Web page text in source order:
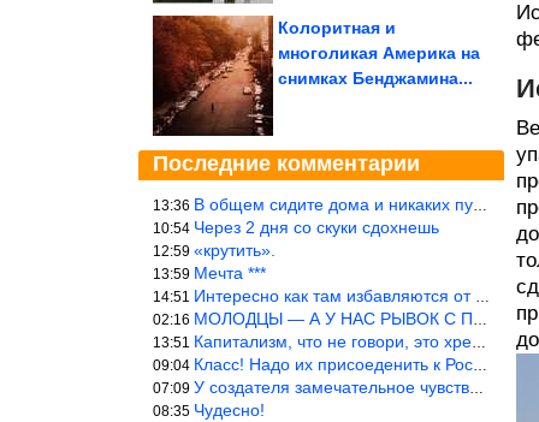
Колоритная и
многоликая Америка на
снимках Бенджамина...
Последние комментарии
13:36 В общем сидите дома и никаких путешествий А самая грязная в от
10:54 Через 2 дня со скуки сдохнешь
12:59 «крутить».
13:59 Мечта ***
14:51 Интересно как там избавляются от физиологических и прочих отходо
02:16 МОЛОДЦЫ — А У НАС РЫВОК С ПРОРЫВОМ В ТРУБУ
13:51 Капитализм, что не говори, это хреново (((
09:04 Класс! Надо их присоеденить к России!
07:09 У создателя замечательное чувство юмора! ))
08:35 Чудесно!